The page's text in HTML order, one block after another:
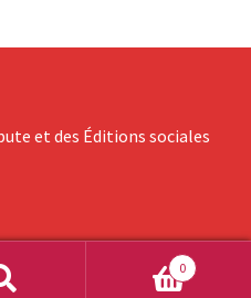
et des Éditions sociales
0